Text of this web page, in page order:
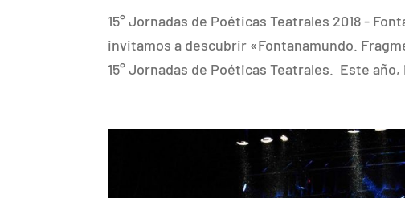
15° Jornadas de Poéticas Teatrales 2018 -
invitamos a descubrir «Fontanamundo.
15° Jornadas de Poéticas Teatrales. Este año,